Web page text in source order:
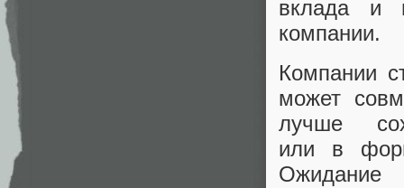
вклада и
компании.
Компании
может
лучше
или в